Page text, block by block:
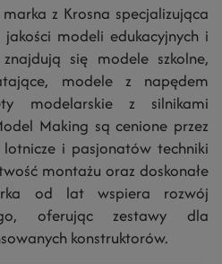
z Krosna specjalizująca
modeli edukacyjnych i
się modele szkolne,
modele z napędem
modelarskie z silnikami
Making są cenione przez
lotnicze i pasjonatów techniki
montażu oraz doskonałe
od lat wspiera rozwój
oferując zestawy dla
konstruktorów.